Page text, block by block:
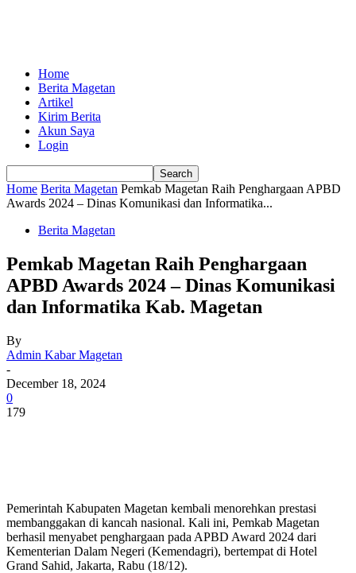
Home
Berita Magetan
Artikel
Kirim Berita
Akun Saya
Login
Home Berita Magetan Pemkab Magetan Raih Penghargaan APBD
Awards 2024 – Dinas Komunikasi dan Informatika...
Berita Magetan
Pemkab Magetan Raih Penghargaan
APBD Awards 2024 – Dinas Komunikasi
dan Informatika Kab. Magetan
By
Admin Kabar Magetan
-
December 18, 2024
0
179
Pemerintah Kabupaten Magetan kembali menorehkan prestasi
membanggakan di kancah nasional. Kali ini, Pemkab Magetan
berhasil menyabet penghargaan pada APBD Award 2024 dari
Kementerian Dalam Negeri (Kemendagri), bertempat di Hotel
Grand Sahid, Jakarta, Rabu (18/12).